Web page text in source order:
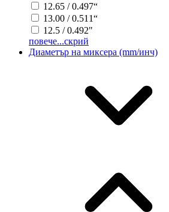
12.65 / 0.497“
13.00 / 0.511“
12.5 / 0.492"
повече...скрий
Диаметър на миксера (mm/инч)